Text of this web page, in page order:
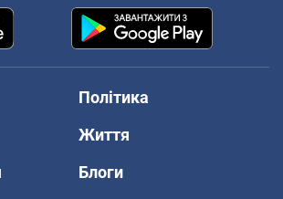
Політика
Життя
Блоги